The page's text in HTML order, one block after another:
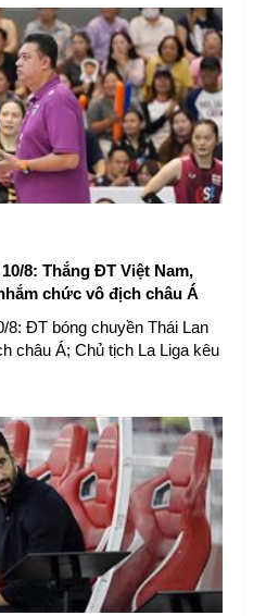
8: Thắng ĐT Việt Nam,
chức vô địch châu Á
8: ĐT bóng chuyền Thái Lan
châu Á; Chủ tịch La Liga kêu